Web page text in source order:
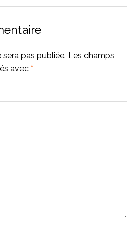
pas publiée. Les champs
avec *